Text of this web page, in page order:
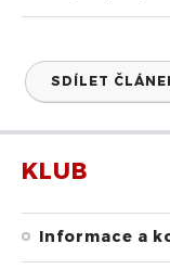
SDÍLET
KLUB
Informace a